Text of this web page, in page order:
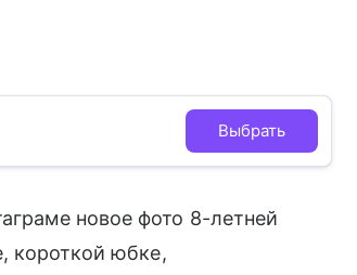
Выбрать
новое фото 8-летней
короткой юбке,